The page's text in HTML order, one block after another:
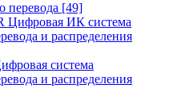
перевода [49]
Цифровая ИК система
и распределения
система
и распределения